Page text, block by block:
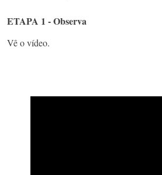
ETAPA 1 - Observa
Vê o vídeo.